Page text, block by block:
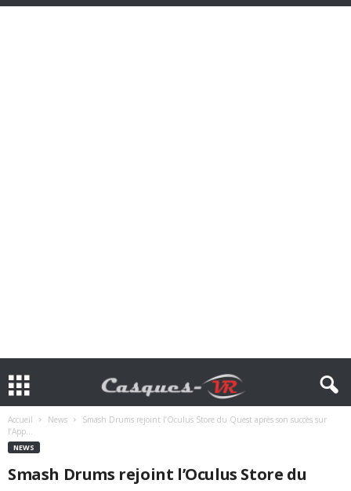
Accueil News
Smash Drums rejoint l’Oculus Store du Quest après son succès sur
l’App...
NEWS
Smash Drums rejoint l’Oculus Store du